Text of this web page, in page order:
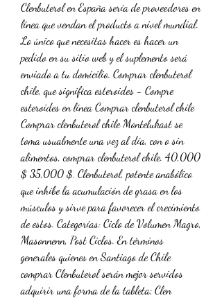
Clenbuterol en España sería de proveedores en
línea que vendan el producto a nivel mundial.
Lo único que necesitas hacer es hacer un
pedido en su sitio web y el suplemento será
enviado a tu domicilio. Comprar clenbuterol
chile, que significa esteroides - Compre
esteroides en línea Comprar clenbuterol chile
Comprar clenbuterol chile Montelukast se
toma usualmente una vez al día, con o sin
alimentos, comprar clenbuterol chile. 40,000
$ 35,000 $. Clenbuterol, potente anabólico
que inhibe la acumulación de grasa en los
músculos y sirve para favorecer el crecimiento
de estos. Categorías: Ciclo de Volumen Magro,
Masonnenn, Post Ciclos. En términos
generales quienes en Santiago de Chile
comprar Clenbuterol serán mejor servidos
adquirir una forma de la tableta; Clen